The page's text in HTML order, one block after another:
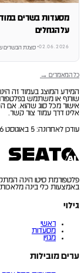
על הגחלים
02.06.2026
· סצנת הבשרים של מודיעין ב-2026
כל המאמרים →
המידע המוצג בעמוד זה
שותף או משתמש
אישור מכל סוג שהוא. אם
אלינו דרך עמוד צור קשר.
עודכן לאחרונה: 5 באוגוסט 2026
פלטפורמת סיטו הינה
באמצעות כלי בינה
גילוי
ראשי
מסעדות
מגזין
ערים מובילות